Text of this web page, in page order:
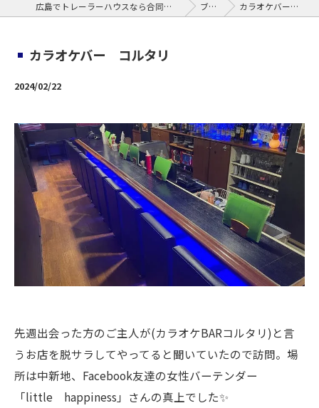
広島でトレーラーハウスなら合同会社サンクビジョン ブログ カラオケバー コルタリ
カラオケバー コルタリ
2024/02/22
先週出会った方のご主人が(カラオケBARコルタリ)と言
うお店を脱サラしてやってると聞いていたので訪問。場
所は中新地、Facebook友達の女性バーテンダー
「little happiness」さんの真上でした✨